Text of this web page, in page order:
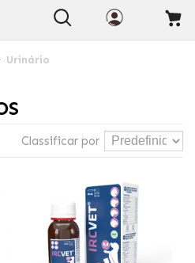
Urinário
Classificar por